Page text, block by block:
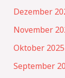
Dezember
November
Oktober 2025
September